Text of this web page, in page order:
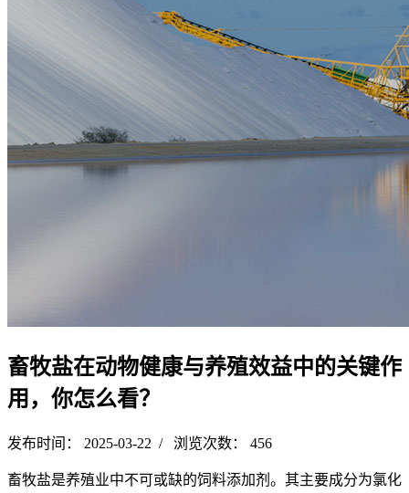
畜牧盐在动物健康与养殖效益中的关键作
用，你怎么看？
发布时间： 2025-03-22 / 浏览次数： 456
畜牧盐是养殖业中不可或缺的饲料添加剂。其主要成分为氯化